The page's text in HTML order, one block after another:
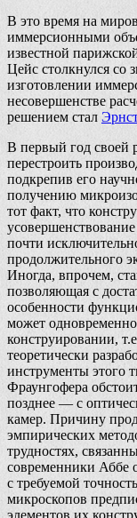
В это время на
иммерсионными
известной
Цейс столкнулся со
изготовлении
несовершенстве
решением стал
В первый год своей
перестроить
подкрепив его
получению
тот факт, что
почти
продолжительного
Иногда, впрочем,
позволяющая с
особенности
может
конструировании,
теоретически
инструменты этого
Фраунгофера
позднее — с
камер. Причину
эмпирических
трудностях,
современники Аббе
с требуемой
микроскопов